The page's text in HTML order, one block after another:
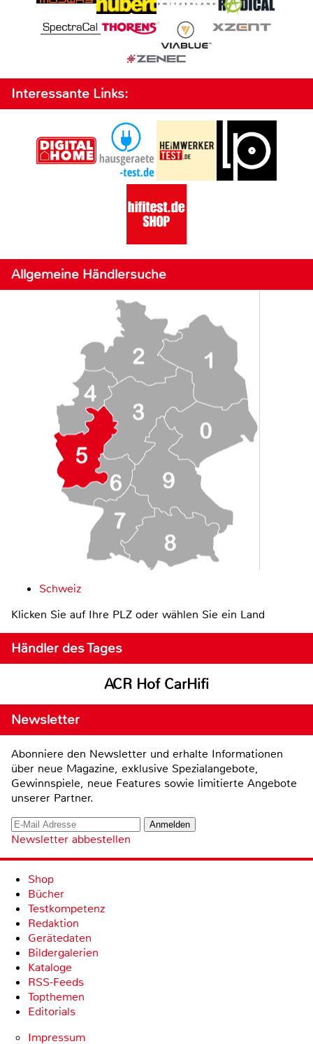
Interessante Links:
Allgemeine Händlersuche
Schweiz
Klicken Sie auf Ihre PLZ oder wählen Sie ein Land
Händler des Tages
ACR Hof CarHifi
Newsletter
Abonniere den Newsletter und erhalte Informationen
über neue Magazine, exklusive Spezialangebote,
Gewinnspiele, neue Features sowie limitierte Angebote
unserer Partner.
Newsletter abbestellen
Shop
Bücher
Testkompetenz
Redaktion
Gerätedaten
Bildergalerien
Kataloge
RSS-Feeds
Topthemen
Editorials
Impressum